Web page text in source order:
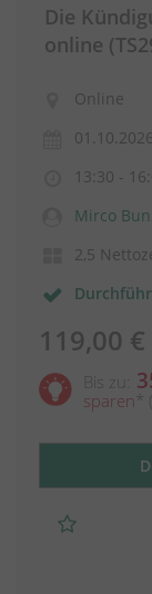
Die
online
Online
01.10.2026
13:30 -
Mirco
2,5
119,00 €
Bis zu:
sparen